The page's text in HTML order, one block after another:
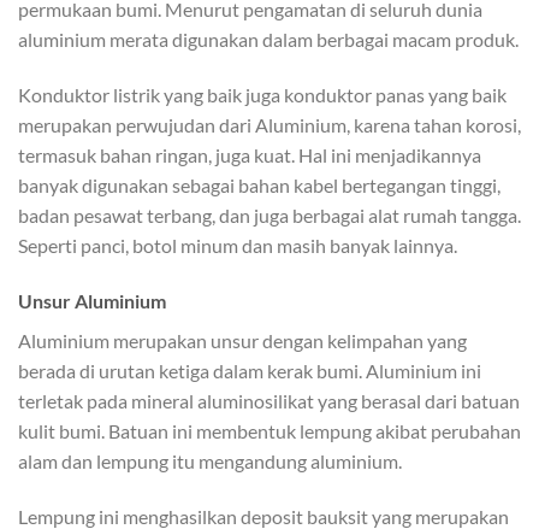
permukaan bumi. Menurut pengamatan di seluruh dunia
aluminium merata digunakan dalam berbagai macam produk.
Konduktor listrik yang baik juga konduktor panas yang baik
merupakan perwujudan dari Aluminium, karena tahan korosi,
termasuk bahan ringan, juga kuat. Hal ini menjadikannya
banyak digunakan sebagai bahan kabel bertegangan tinggi,
badan pesawat terbang, dan juga berbagai alat rumah tangga.
Seperti panci, botol minum dan masih banyak lainnya.
Unsur Aluminium
Aluminium merupakan unsur dengan kelimpahan yang
berada di urutan ketiga dalam kerak bumi. Aluminium ini
terletak pada mineral aluminosilikat yang berasal dari batuan
kulit bumi. Batuan ini membentuk lempung akibat perubahan
alam dan lempung itu mengandung aluminium.
Lempung ini menghasilkan deposit bauksit yang merupakan